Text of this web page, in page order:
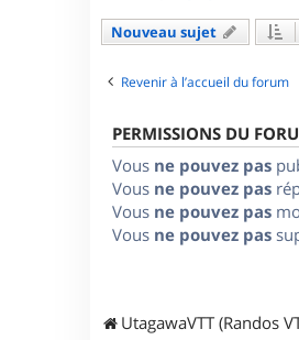
Nouveau sujet
Revenir à l’accueil du forum
PERMISSIONS DU
Vous ne pouvez pas
Vous ne pouvez pas
Vous ne pouvez pas
Vous ne pouvez pas
UtagawaVTT (Randos